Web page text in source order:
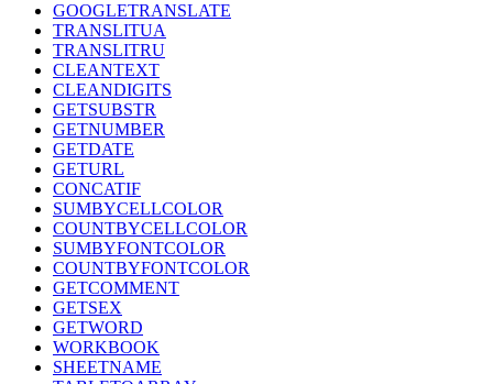
GOOGLETRANSLATE
TRANSLITUA
TRANSLITRU
CLEANTEXT
CLEANDIGITS
GETSUBSTR
GETNUMBER
GETDATE
GETURL
CONCATIF
SUMBYCELLCOLOR
COUNTBYCELLCOLOR
SUMBYFONTCOLOR
COUNTBYFONTCOLOR
GETCOMMENT
GETSEX
GETWORD
WORKBOOK
SHEETNAME